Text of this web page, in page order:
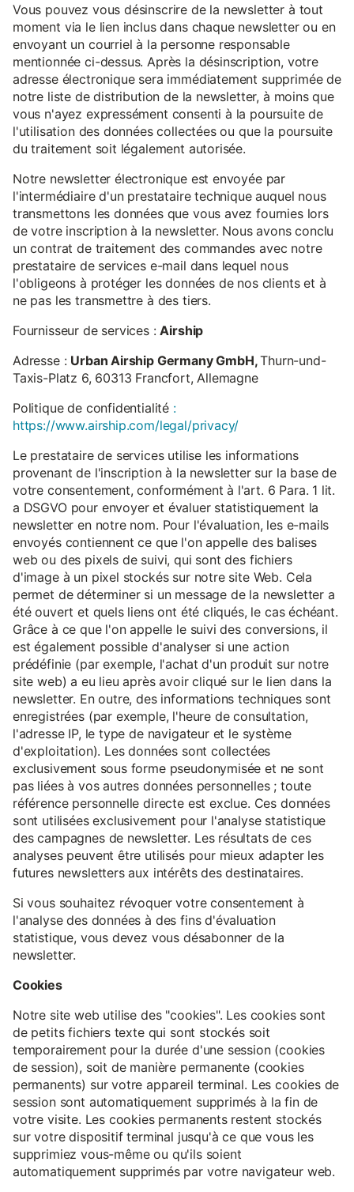
Vous pouvez vous désinscrire de la newsletter à tout
moment via le lien inclus dans chaque newsletter ou en
envoyant un courriel à la personne responsable
mentionnée ci-dessus. Après la désinscription, votre
adresse électronique sera immédiatement supprimée de
notre liste de distribution de la newsletter, à moins que
vous n'ayez expressément consenti à la poursuite de
l'utilisation des données collectées ou que la poursuite
du traitement soit légalement autorisée.
Notre newsletter électronique est envoyée par
l'intermédiaire d'un prestataire technique auquel nous
transmettons les données que vous avez fournies lors
de votre inscription à la newsletter. Nous avons conclu
un contrat de traitement des commandes avec notre
prestataire de services e-mail dans lequel nous
l'obligeons à protéger les données de nos clients et à
ne pas les transmettre à des tiers.
Fournisseur de services :Airship
Adresse : Urban Airship Germany GmbH,Thurn-und-
Taxis-Platz 6, 60313 Francfort, Allemagne
Politique de confidentialité :
https://www.airship.com/legal/privacy/
Le prestataire de services utilise les informations
provenant de l'inscription à la newsletter sur la base de
votre consentement, conformément à l'art. 6 Para. 1 lit.
a DSGVO pour envoyer et évaluer statistiquement la
newsletter en notre nom. Pour l'évaluation, les e-mails
envoyés contiennent ce que l'on appelle des balises
web ou des pixels de suivi, qui sont des fichiers
d'image à un pixel stockés sur notre site Web. Cela
permet de déterminer si un message de la newsletter a
été ouvert et quels liens ont été cliqués, le cas échéant.
Grâce à ce que l'on appelle le suivi des conversions, il
est également possible d'analyser si une action
prédéfinie (par exemple, l'achat d'un produit sur notre
site web) a eu lieu après avoir cliqué sur le lien dans la
newsletter. En outre, des informations techniques sont
enregistrées (par exemple, l'heure de consultation,
l'adresse IP, le type de navigateur et le système
d'exploitation). Les données sont collectées
exclusivement sous forme pseudonymisée et ne sont
pas liées à vos autres données personnelles ; toute
référence personnelle directe est exclue. Ces données
sont utilisées exclusivement pour l'analyse statistique
des campagnes de newsletter. Les résultats de ces
analyses peuvent être utilisés pour mieux adapter les
futures newsletters aux intérêts des destinataires.
Si vous souhaitez révoquer votre consentement à
l'analyse des données à des fins d'évaluation
statistique, vous devez vous désabonner de la
newsletter.
Cookies
Notre site web utilise des "cookies". Les cookies sont
de petits fichiers texte qui sont stockés soit
temporairement pour la durée d'une session (cookies
de session), soit de manière permanente (cookies
permanents) sur votre appareil terminal. Les cookies de
session sont automatiquement supprimés à la fin de
votre visite. Les cookies permanents restent stockés
sur votre dispositif terminal jusqu'à ce que vous les
supprimiez vous-même ou qu'ils soient
automatiquement supprimés par votre navigateur web.